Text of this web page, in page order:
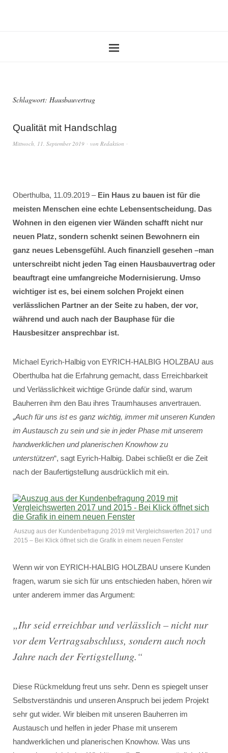
Schlagwort: Hausbauvertrag
Qualität mit Handschlag
Mittwoch, 11. September 2019 von Redaktion
Oberthulba, 11.09.2019 – Ein Haus zu bauen ist für die
meisten Menschen eine echte Lebensentscheidung. Das
Wohnen in den eigenen vier Wänden schafft nicht nur
neuen Platz, sondern schenkt seinen Bewohnern ein
ganz neues Lebensgefühl. Auch finanziell gesehen –man
unterschreibt nicht jeden Tag einen Hausbauvertrag oder
beauftragt eine umfangreiche Modernisierung. Umso
wichtiger ist es, bei einem solchen Projekt einen
verlässlichen Partner an der Seite zu haben, der vor,
während und auch nach der Bauphase für die
Hausbesitzer ansprechbar ist.
Michael Eyrich-Halbig von EYRICH-HALBIG HOLZBAU aus
Oberthulba hat die Erfahrung gemacht, dass Erreichbarkeit
und Verlässlichkeit wichtige Gründe dafür sind, warum
Bauherren ihm den Bau ihres Traumhauses anvertrauen.
„Auch für uns ist es ganz wichtig, immer mit unseren Kunden
im Austausch zu sein und sie in jeder Phase mit unserem
handwerklichen und planerischen Knowhow zu
unterstützen“, sagt Eyrich-Halbig. Dabei schließt er die Zeit
nach der Baufertigstellung ausdrücklich mit ein.
Auszug aus der Kundenbefragung 2019 mit Vergleichswerten 2017 und
2015 – Bei Klick öffnet sich die Grafik in einem neuen Fenster
Wenn wir von EYRICH-HALBIG HOLZBAU unsere Kunden
fragen, warum sie sich für uns entschieden haben, hören wir
unter anderem immer das Argument:
„Ihr seid erreichbar und verlässlich – nicht nur
vor dem Vertragsabschluss, sondern auch noch
Jahre nach der Fertigstellung.“
Diese Rückmeldung freut uns sehr. Denn es spiegelt unser
Selbstverständnis und unseren Anspruch bei jedem Projekt
sehr gut wider. Wir bleiben mit unseren Bauherren im
Austausch und helfen in jeder Phase mit unserem
handwerklichen und planerischen Knowhow. Was uns